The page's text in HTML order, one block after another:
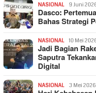
NASIONAL 9 Juni
Dasco:
Bahas Strategi
NASIONAL 10 Mei
Jadi Bagian
Saputra
Digital
NASIONAL 3 Mei 2026